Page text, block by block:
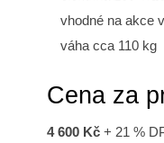
vhodné na akce
váha cca 110 kg
Cena za
4 600 Kč + 21 %